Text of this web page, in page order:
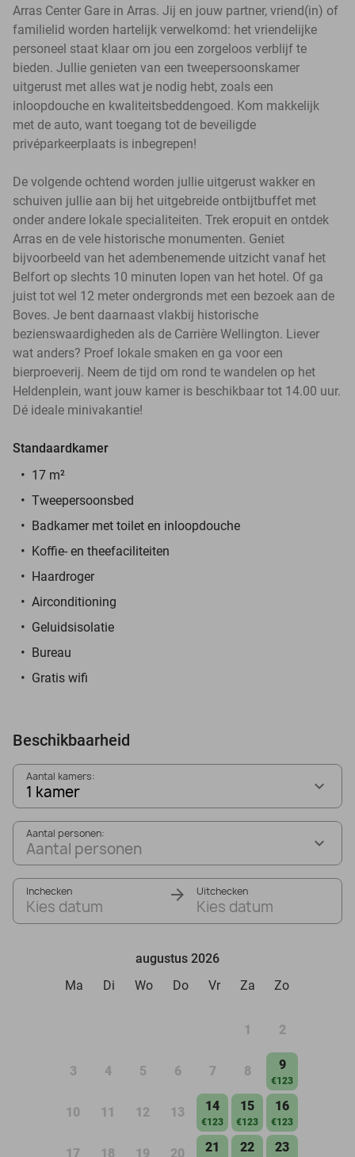
Arras Center Gare in Arras. Jij en jouw partner, vriend(in) of
familielid worden hartelijk verwelkomd: het vriendelijke
personeel staat klaar om jou een zorgeloos verblijf te
bieden. Jullie genieten van een tweepersoonskamer
uitgerust met alles wat je nodig hebt, zoals een
inloopdouche en kwaliteitsbeddengoed. Kom makkelijk
met de auto, want toegang tot de beveiligde
privéparkeerplaats is inbegrepen!
De volgende ochtend worden jullie uitgerust wakker en
schuiven jullie aan bij het uitgebreide ontbijtbuffet met
onder andere lokale specialiteiten. Trek eropuit en ontdek
Arras en de vele historische monumenten. Geniet
bijvoorbeeld van het adembenemende uitzicht vanaf het
Belfort op slechts 10 minuten lopen van het hotel. Of ga
juist tot wel 12 meter ondergronds met een bezoek aan de
Boves. Je bent daarnaast vlakbij historische
bezienswaardigheden als de Carrière Wellington. Liever
wat anders? Proef lokale smaken en ga voor een
bierproeverij. Neem de tijd om rond te wandelen op het
Heldenplein, want jouw kamer is beschikbaar tot 14.00 uur.
Dé ideale minivakantie!
Standaardkamer
17 m²
Tweepersoonsbed
Badkamer met toilet en inloopdouche
Koffie- en theefaciliteiten
Haardroger
Airconditioning
Geluidsisolatie
Bureau
Gratis wifi
Beschikbaarheid
Aantal kamers:
1 kamer
Aantal personen:
Aantal personen
Inchecken
Kies datum
Uitchecken
Kies datum
augustus 2026
Ma
Di Wo Do Vr Za Zo
1 2
3 4 5 6 7 8 9
€123
10 11 12 13 14
€123
15
€123
16
€123
17 18 19 20 21 22 23